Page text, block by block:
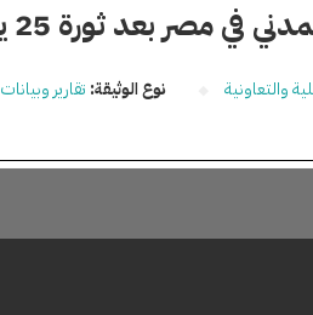
مصر بعد ثورة 25 يناير
والتعاونية نوع الوثيقة: تقارير وبيانات